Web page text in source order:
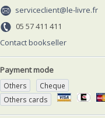
serviceclient@le-livre.fr
05 57 411 411
Contact bookseller
Payment mode
Others
Cheque
Others cards